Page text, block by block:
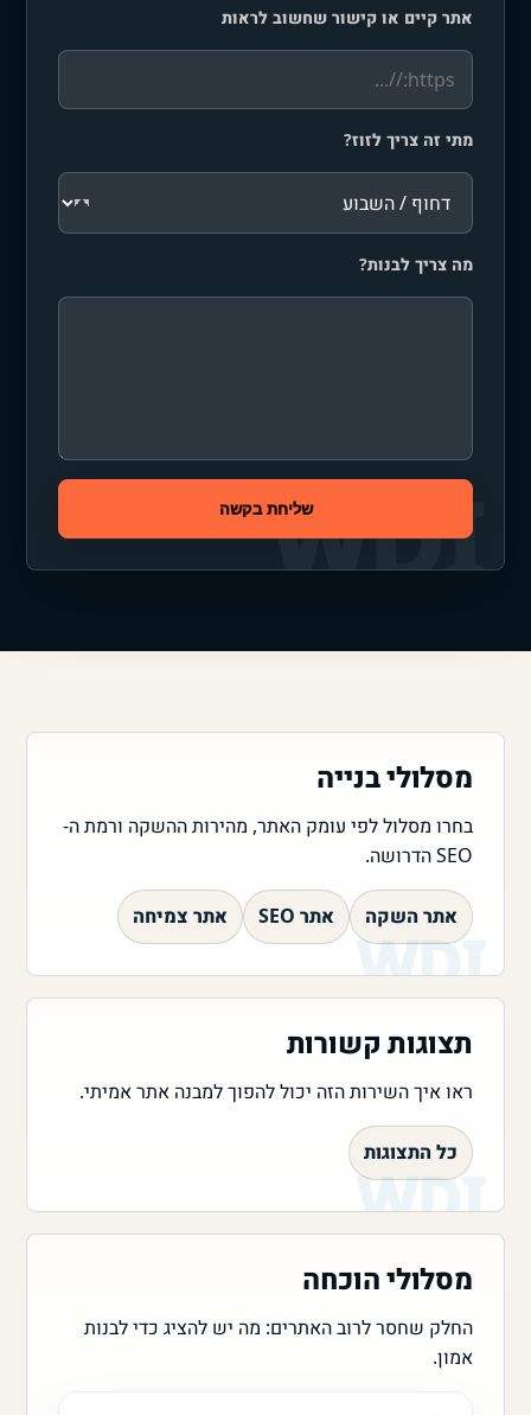
אתר קיים או קישור שחשוב לראות
מתי זה צריך לזוז?
מה צריך לבנות?
שליחת בקשה
מסלולי בנייה
בחרו מסלול לפי עומק האתר, מהירות ההשקה ורמת ה-
SEO הדרושה.
אתר השקה אתר SEO אתר צמיחה
תצוגות קשורות
ראו איך השירות הזה יכול להפוך למבנה אתר אמיתי.
כל התצוגות
מסלולי הוכחה
החלק שחסר לרוב האתרים: מה יש להציג כדי לבנות
אמון.